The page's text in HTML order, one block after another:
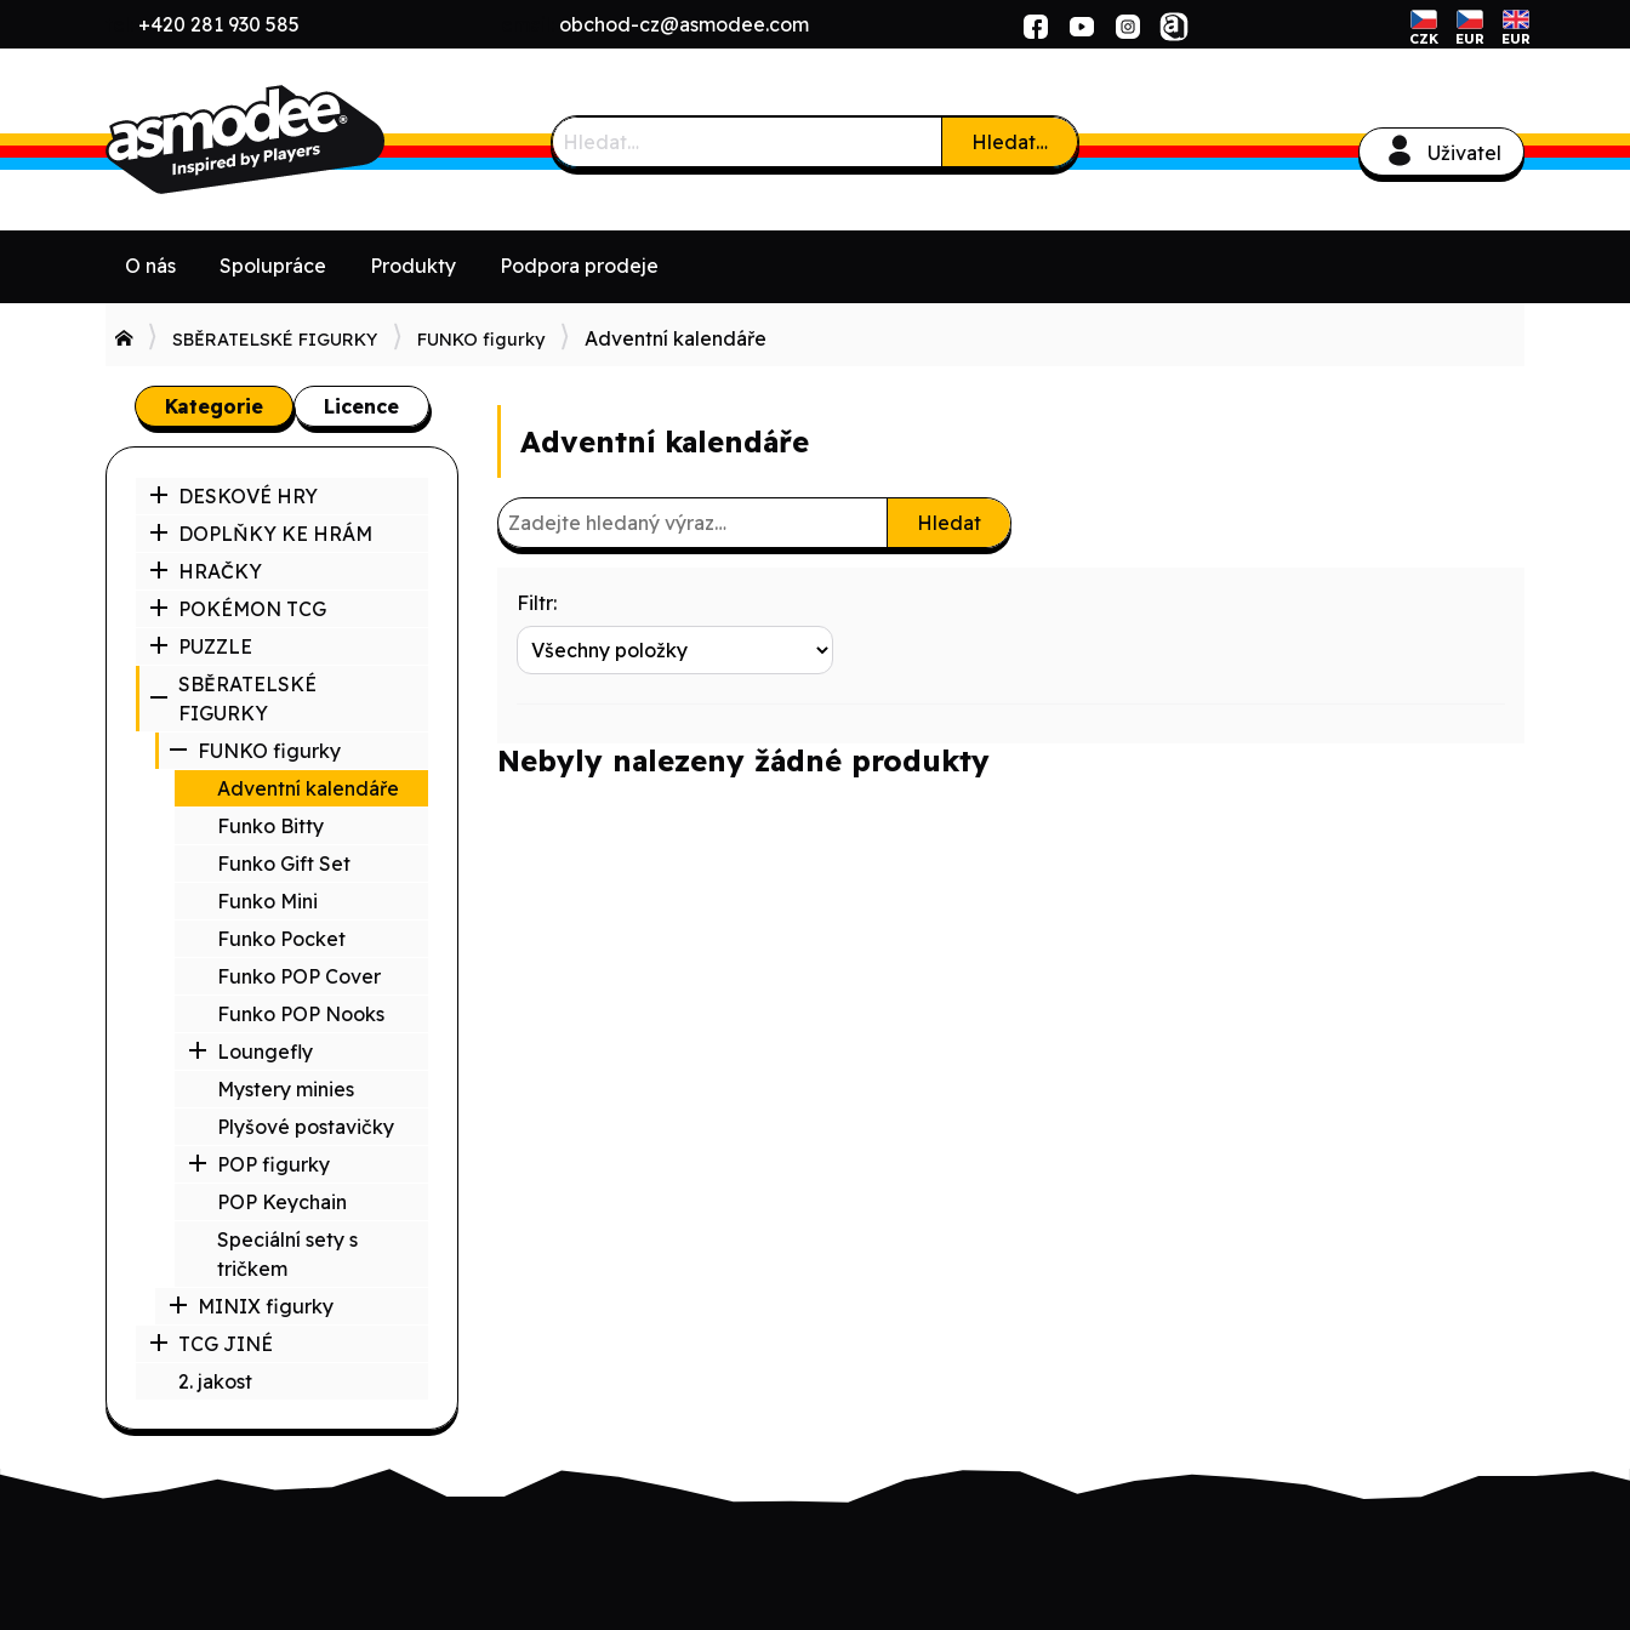
+420 281 930 585 obchod-cz@asmodee.com
CZK EUR EUR
Hledat…
O nás Spolupráce Produkty Podpora prodeje
Uživatel
SBĚRATELSKÉ FIGURKY FUNKO figurky Adventní kalendáře
Kategorie Licence
DESKOVÉ HRY
DOPLŇKY KE HRÁM
HRAČKY
POKÉMON TCG
PUZZLE
SBĚRATELSKÉ
FIGURKY
FUNKO figurky
Adventní kalendáře
Funko Bitty
Funko Gift Set
Funko Mini
Funko Pocket
Funko POP Cover
Funko POP Nooks
Loungefly
Mystery minies
Plyšové postavičky
POP figurky
POP Keychain
Speciální sety s
tričkem
MINIX figurky
TCG JINÉ
2. jakost
Adventní kalendáře
Hledat
Filtr:
Nebyly nalezeny žádné produkty